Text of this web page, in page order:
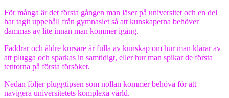
För många är det första gången man läser på universitet och en del
har tagit uppehåll från gymnasiet så att kunskaperna behöver
dammas av lite innan man kommer igång.
Faddrar och äldre kursare är fulla av kunskap om hur man klarar av
att plugga och sparkas in samtidigt, eller hur man spikar de första
tentorna på första försöket.
Nedan följer pluggtipsen som nollan kommer behöva för att
navigera universitetets komplexa värld.